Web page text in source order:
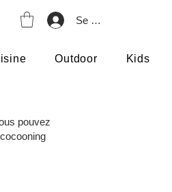
Se connecter
Outdoor Kids
pouvez